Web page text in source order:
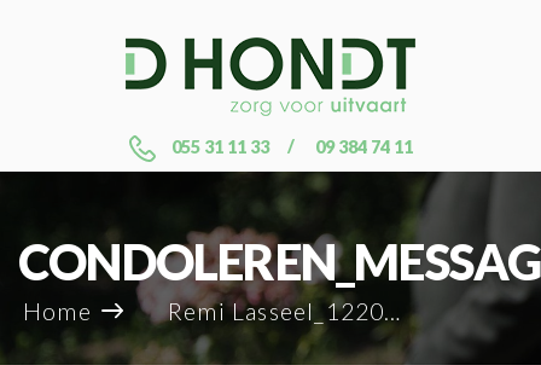
055 31 11 33 09 384 74 11
Home Remi Lasseel_122014